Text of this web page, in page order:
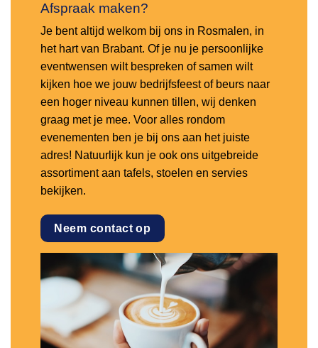
Afspraak maken?
Je bent altijd welkom bij ons in Rosmalen, in
het hart van Brabant. Of je nu je persoonlijke
eventwensen wilt bespreken of samen wilt
kijken hoe we jouw bedrijfsfeest of beurs naar
een hoger niveau kunnen tillen, wij denken
graag met je mee. Voor alles rondom
evenementen ben je bij ons aan het juiste
adres! Natuurlijk kun je ook ons uitgebreide
assortiment aan tafels, stoelen en servies
bekijken.
Neem contact op